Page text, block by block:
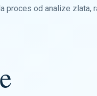
proces od analize